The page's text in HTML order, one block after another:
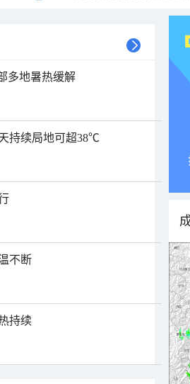
多地暑热缓解
持续局地可超38℃
不断
持续